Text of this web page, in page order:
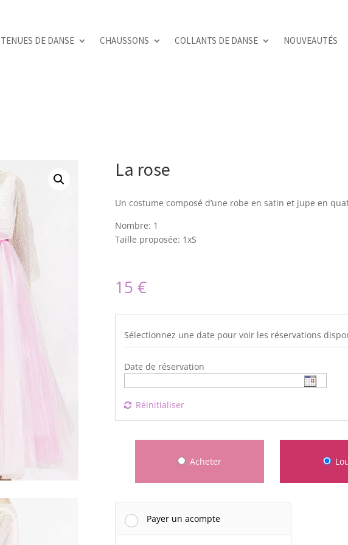
TENUES DE DANSE CHAUSSONS COLLANTS DE DANSE NOUVEAUTÉS
La rose
Un costume composé d’une robe en satin et jupe en
Nombre: 1
Taille proposée: 1xS
15 €
Sélectionnez une date pour voir les réservations
Date de réservation
Réinitialiser
Acheter
Payer un acompte